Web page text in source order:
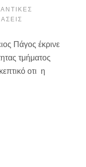
Πάγος έκρινε
τμήματος
οτι η